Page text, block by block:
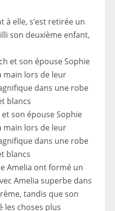
à elle, s’est retirée un
son deuxième enfant,
son épouse Sophie
main lors de leur
dans une robe
blancs